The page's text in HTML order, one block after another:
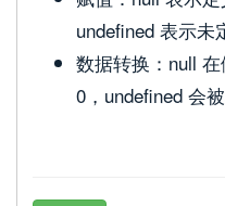
undefined 表示未
数据转换：null
0，undefined 会